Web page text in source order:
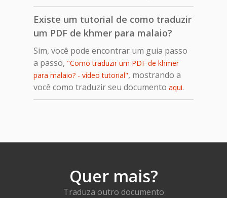
Existe um tutorial de como traduzir
um PDF de khmer para malaio?
Sim, você pode encontrar um guia passo
a passo, "Como traduzir um PDF de khmer
para malaio? - vídeo tutorial", mostrando a
você como traduzir seu documento aqui.
Quer mais?
Traduza outro documento